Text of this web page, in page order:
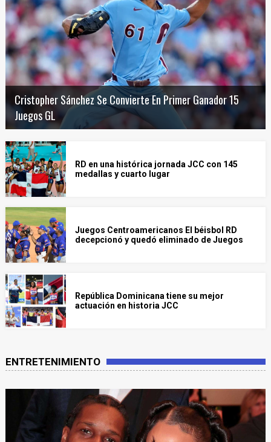
Cristopher Sánchez Se Convierte En Primer Ganador 15
Juegos GL
RD en una histórica jornada JCC con 145
medallas y cuarto lugar
Juegos Centroamericanos El béisbol RD
decepcionó y quedó eliminado de Juegos
República Dominicana tiene su mejor
actuación en historia JCC
ENTRETENIMIENTO